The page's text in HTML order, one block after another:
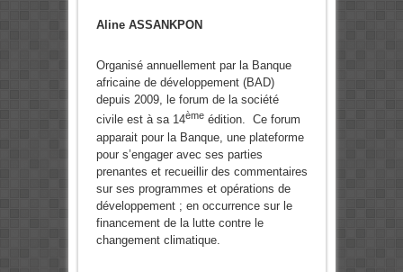
Aline ASSANKPON
Organisé annuellement par la Banque
africaine de développement (BAD)
depuis 2009, le forum de la société
civile est à sa 14èmeédition. Ce forum
apparait pour la Banque, une plateforme
pour s’engager avec ses parties
prenantes et recueillir des commentaires
sur ses programmes et opérations de
développement ; en occurrence sur le
financement de la lutte contre le
changement climatique.